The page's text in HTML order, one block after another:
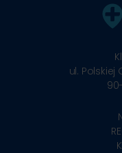
ul. Polskiej